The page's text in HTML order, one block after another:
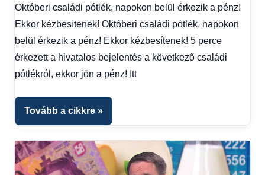
utalása,
Friss
hírek,
Hírek,
1
Októberi családi pótlék, napokon belül érkezik a pénz!
Ekkor kézbesítenek! Októberi családi pótlék, napokon
belül érkezik a pénz! Ekkor kézbesítenek! 5 perce
érkezett a hivatalos bejelentés a következő családi
pótlékról, ekkor jön a pénz! Itt
Tovább a cikkre